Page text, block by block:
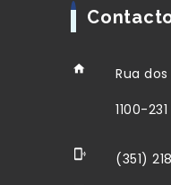
Rua
1100-
(351)